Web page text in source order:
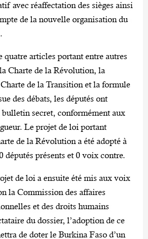
avec réaffectation des sièges ainsi
de la nouvelle organisation du
quatre articles portant entre autres
Charte de la Révolution, la
de la Transition et la formule
des débats, les députés ont
bulletin secret, conformément aux
Le projet de loi portant
de la Révolution a été adopté à
députés présents et 0 voix contre.
de loi a ensuite été mis aux voix
la Commission des affaires
et des droits humains
du dossier, l’adoption de ce
de doter le Burkina Faso d’un